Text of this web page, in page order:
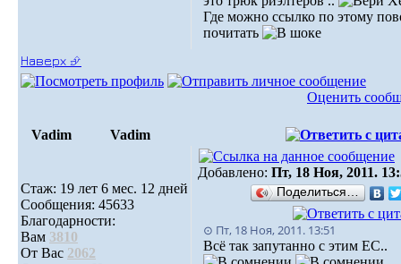
Где можно ссылко по этому
почитать
Наверх ⮵
Оценить
Vadim Vadim
Стаж: 19 лет 6 мес. 12 дней
Сообщения: 45633
Благодарности:
Вам 3810
От Вас 2062
Добавлено: Пт, 18 Ноя, 2011.
Поделиться…
⊙ Пт, 18 Ноя, 2011. 13:51
Всё так запутанно с этим ЕС..